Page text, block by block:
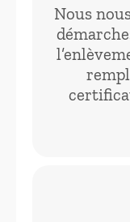
Nous